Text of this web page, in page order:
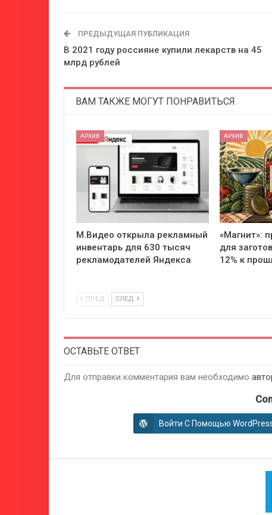
ПРЕДЫДУЩАЯ ПУБЛИКАЦИЯ
В 2021 году россияне купили лекарств на 45
млрд рублей
ВАМ ТАКЖЕ МОГУТ ПОНРАВИТЬСЯ
АРХИВ
М.Видео открыла рекламный
инвентарь для 630 тысяч
рекламодателей Яндекса
АРХИВ
«Магнит»:
для
12% к
ПРЕД СЛЕД
ОСТАВЬТЕ ОТВЕТ
Для отправки комментария вам необходимо
Войти С Помощью